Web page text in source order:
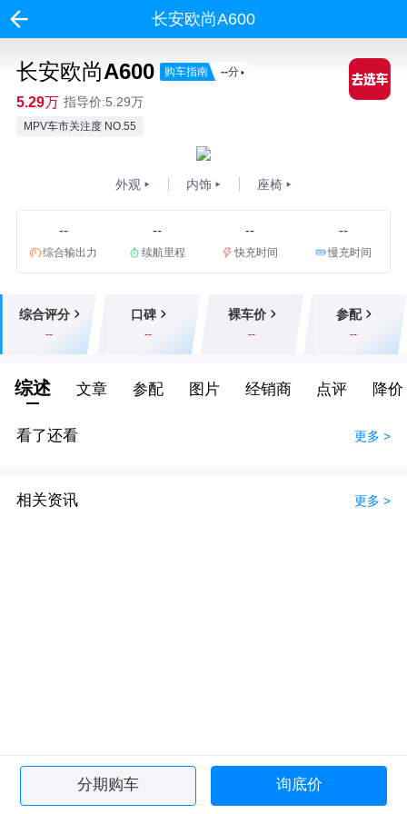
长安欧尚A600
长安欧尚A600 购车指南 --分
5.29万 指导价:5.29万
MPV车市关注度 NO.55
外观 内饰 座椅
--
综合输出力
--
续航里程
--
快充时间
--
慢充时间
综合评分
--
口碑
--
裸车价
--
参配
--
综述 文章 参配 图片 经销商 点评 降价
看了还看 更多 >
相关资讯 更多 >
分期购车 询底价